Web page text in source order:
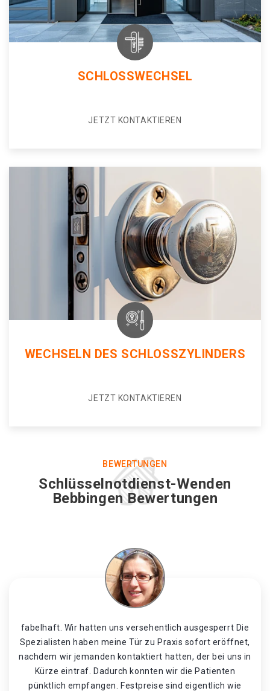
SCHLOSSWECHSEL
JETZT KONTAKTIEREN
WECHSELN DES SCHLOSSZYLINDERS
JETZT KONTAKTIEREN
BEWERTUNGEN
Schlüsselnotdienst-Wenden
Bebbingen Bewertungen
fabelhaft. Wir hatten uns versehentlich ausgesperrt Die
Spezialisten haben meine Tür zu Praxis sofort eröffnet,
nachdem wir jemanden kontaktiert hatten, der bei uns in
Kürze eintraf. Dadurch konnten wir die Patienten
pünktlich empfangen. Festpreise sind eigentlich wie